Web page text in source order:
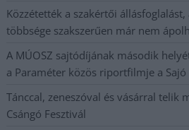
Közzétették a szakértői
többsége szakszerűen már nem
A MÚOSZ sajtódíjának második
a Paraméter közös riportfilmje a Sajó
Tánccal, zeneszóval és vásárral telik
Csángó Fesztivál